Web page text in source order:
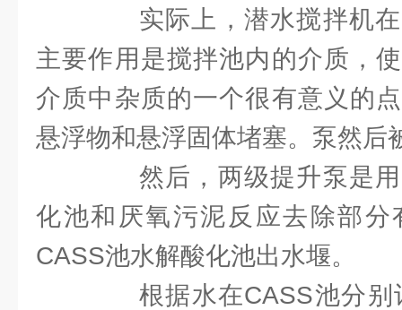
实际上，潜水搅拌机在
主要作用是搅拌池内的介质，
介质中杂质的一个很有意义的
悬浮物和悬浮固体堵塞。泵然后
然后，两级提升泵是用
化池和厌氧污泥反应去除部分
CASS池水解酸化池出水堰。
根据水在CASS池分别